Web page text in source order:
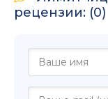
рецензии: (0)